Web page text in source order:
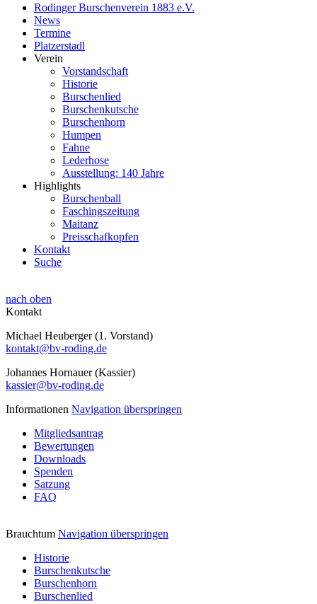
Rodinger Burschenverein 1883 e.V.
News
Termine
Platzerstadl
Verein
Vorstandschaft
Historie
Burschenlied
Burschenkutsche
Burschenhorn
Humpen
Fahne
Lederhose
Ausstellung: 140 Jahre
Highlights
Burschenball
Faschingszeitung
Maitanz
Preisschafkopfen
Kontakt
Suche
nach oben
Kontakt
Michael Heuberger (1. Vorstand)
kontakt@bv-roding.de
Johannes Hornauer (Kassier)
kassier@bv-roding.de
Informationen Navigation überspringen
Mitgliedsantrag
Bewertungen
Downloads
Spenden
Satzung
FAQ
Brauchtum Navigation überspringen
Historie
Burschenkutsche
Burschenhorn
Burschenlied